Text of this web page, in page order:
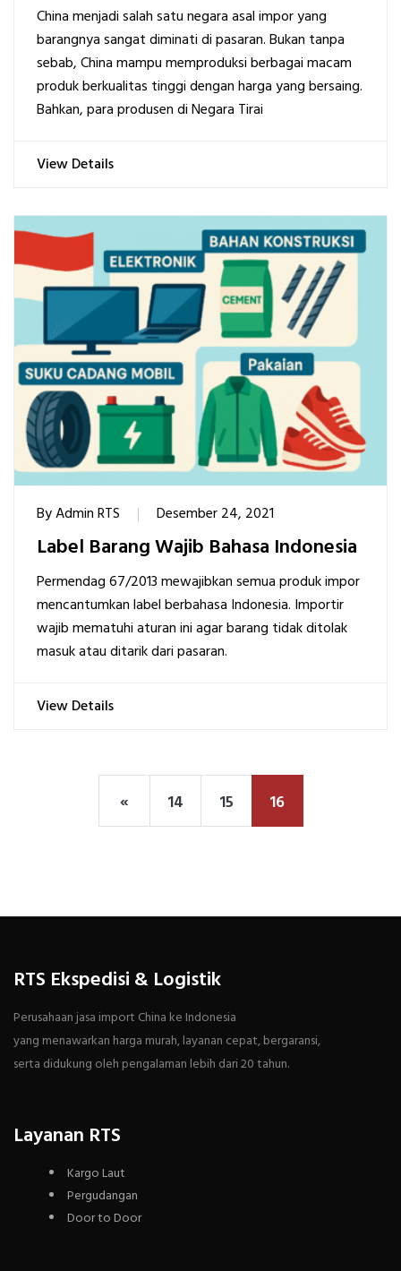
China menjadi salah satu negara asal impor yang
barangnya sangat diminati di pasaran. Bukan tanpa
sebab, China mampu memproduksi berbagai macam
produk berkualitas tinggi dengan harga yang bersaing.
Bahkan, para produsen di Negara Tirai
View Details
ByAdmin RTS Desember 24, 2021
Label Barang Wajib Bahasa Indonesia
Permendag 67/2013 mewajibkan semua produk impor
mencantumkan label berbahasa Indonesia. Importir
wajib mematuhi aturan ini agar barang tidak ditolak
masuk atau ditarik dari pasaran.
View Details
« 14 15 16
RTS Ekspedisi & Logistik
Perusahaan jasa import China ke Indonesia
yang menawarkan harga murah, layanan cepat, bergaransi,
serta didukung oleh pengalaman lebih dari 20 tahun.
Layanan RTS
Kargo Laut
Pergudangan
Door to Door